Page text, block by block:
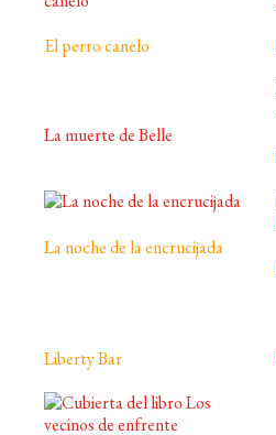
El perro canelo
La muerte de Belle
La noche de la encrucijada
Liberty Bar